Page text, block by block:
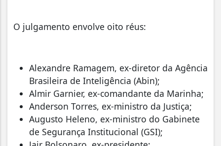
O julgamento envolve oito réus:
Alexandre Ramagem, ex-diretor da Agência
Brasileira de Inteligência (Abin);
Almir Garnier, ex-comandante da Marinha;
Anderson Torres, ex-ministro da Justiça;
Augusto Heleno, ex-ministro do Gabinete
de Segurança Institucional (GSI);